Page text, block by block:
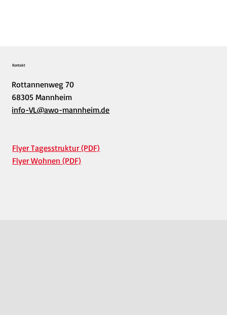
Kontakt
Rottannenweg 70
68305 Mannheim
info-VL@awo-mannheim.de
Flyer Tagesstruktur (PDF)
Flyer Wohnen (PDF)